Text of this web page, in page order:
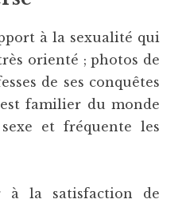
à la sexualité qui
orienté ; photos de
de ses conquêtes
familier du monde
et fréquente les
à la satisfaction de